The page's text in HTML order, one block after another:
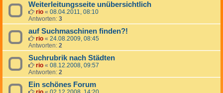
Weiterleitungsseite unübersichtlich
rio « 08.04.2011, 08:10
Antworten: 3
auf Suchmaschinen finden?!
rio « 24.08.2009, 08:45
Antworten: 2
Suchrubrik nach Städten
rio « 08.12.2008, 09:57
Antworten: 2
Ein schönes Forum